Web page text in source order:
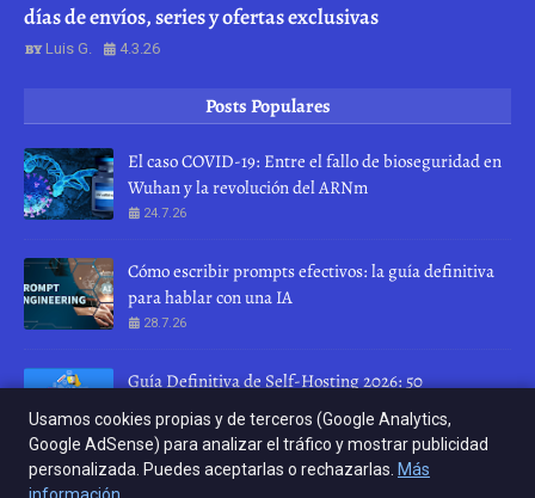
días de envíos, series y ofertas exclusivas
Luis G. 4.3.26
Posts Populares
El caso COVID-19: Entre el fallo de bioseguridad en
Wuhan y la revolución del ARNm
24.7.26
Cómo escribir prompts efectivos: la guía definitiva
para hablar con una IA
28.7.26
Guía Definitiva de Self-Hosting 2026: 50
herramientas para recuperar tu privacidad
10.4.26
Usamos cookies propias y de terceros (Google Analytics,
Google AdSense) para analizar el tráfico y mostrar publicidad
personalizada. Puedes aceptarlas o rechazarlas. Más